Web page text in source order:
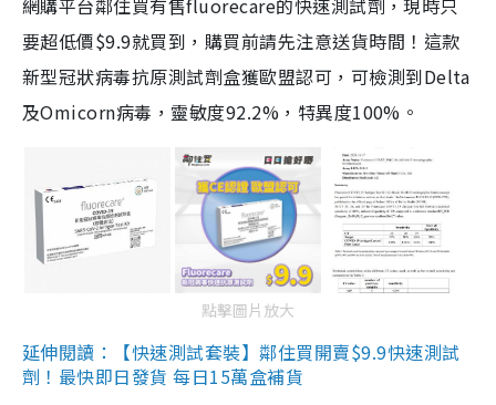
網購平台鄰住買有售fluorecare的快速測試劑，現時只
要超低價$9.9就買到，購買前請先注意送貨時間！這款
新型冠狀病毒抗原測試劑盒獲歐盟認可，可檢測到Delta
及Omicorn病毒，靈敏度92.2%，特異度100%。
點擊圖片放大
延伸閱讀：【快速測試套裝】鄰住買開賣$9.9快速測試
劑！最快即日發貨 每日15萬盒補貨